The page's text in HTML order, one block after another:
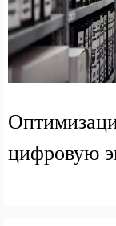
цифровую